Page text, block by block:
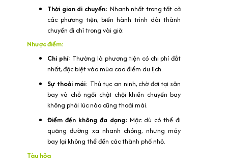
Thời gian di chuyển: Nhanh nhất trong tất cả
các phương tiện, biến hành trình dài thành
chuyến đi chỉ trong vài giờ.
Nhược điểm:
Chi phí: Thường là phương tiện có chi phí đắt
nhất, đặc biệt vào mùa cao điểm du lịch.
Sự thoải mái: Thủ tục an ninh, chờ đợi tại sân
bay và chỗ ngồi chật chội khiến chuyến bay
không phải lúc nào cũng thoải mái.
Điểm đến không đa dạng: Mặc dù có thể đi
quãng đường xa nhanh chóng, nhưng máy
bay lại không thể đến các thành phố nhỏ.
Tàu hỏa